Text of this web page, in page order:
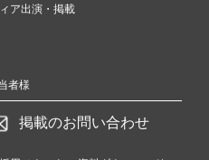
ア出演・掲載
者様
掲載のお問い合わせ